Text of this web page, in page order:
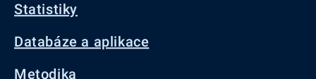
Statistiky
Databáze a aplikace
Metodika